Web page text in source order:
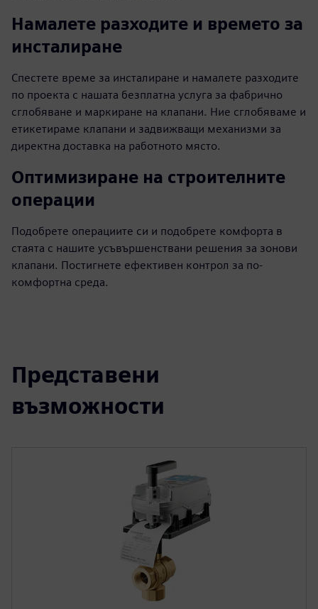
Намалете разходите и времето за
инсталиране
Спестете време за инсталиране и намалете разходите
по проекта с нашата безплатна услуга за фабрично
сглобяване и маркиране на клапани. Ние сглобяваме и
етикетираме клапани и задвижващи механизми за
директна доставка на работното място.
Оптимизиране на строителните
операции
Подобрете операциите си и подобрете комфорта в
стаята с нашите усъвършенствани решения за зонови
клапани. Постигнете ефективен контрол за по-
комфортна среда.
Представени
възможности